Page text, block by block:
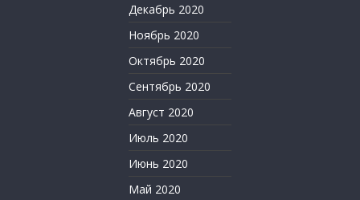
Декабрь 2020
Ноябрь 2020
Октябрь 2020
Сентябрь 2020
Август 2020
Июль 2020
Июнь 2020
Май 2020